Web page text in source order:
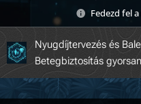
Fedezd fel
Nyugdíjtervezés és
Betegbiztosítás